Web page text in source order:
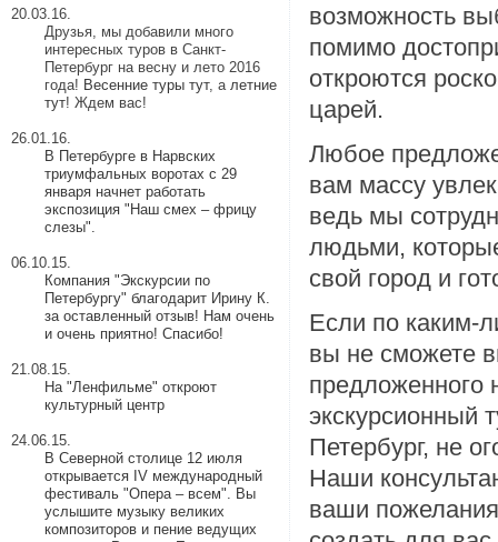
20.03.16.
Друзья, мы добавили много
интересных туров в Санкт-
Петербург на весну и лето 2016
года! Весенние туры тут, а летние
тут! Ждем вас!
26.01.16.
В Петербурге в Нарвских
триумфальных воротах с 29
января начнет работать
экспозиция "Наш смех – фрицу
слезы".
06.10.15.
Компания "Экскурсии по
Петербургу" благодарит Ирину К.
за оставленный отзыв! Нам очень
и очень приятно! Спасибо!
21.08.15.
На "Ленфильме" откроют
культурный центр
24.06.15.
В Северной столице 12 июля
открывается IV международный
фестиваль "Опера – всем". Вы
услышите музыку великих
композиторов и пение ведущих
возможность
помимо
откроются
царей.
Любое
вам массу
ведь мы
людьми,
свой город и
Если по каким-
вы не сможете
предложенного
экскурсионный
Петербург, не
Наши
ваши